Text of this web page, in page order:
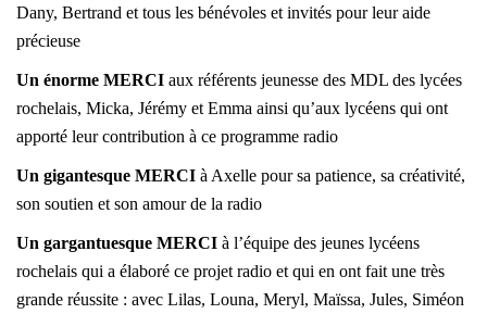
Dany, Bertrand et tous les bénévoles et invités pour leur aide
précieuse
Un énorme MERCI aux référents jeunesse des MDL des lycées
rochelais, Micka, Jérémy et Emma ainsi qu’aux lycéens qui ont
apporté leur contribution à ce programme radio
Un gigantesque MERCI à Axelle pour sa patience, sa créativité,
son soutien et son amour de la radio
Un gargantuesque MERCI à l’équipe des jeunes lycéens
rochelais qui a élaboré ce projet radio et qui en ont fait une très
grande réussite : avec Lilas, Louna, Meryl, Maïssa, Jules, Siméon